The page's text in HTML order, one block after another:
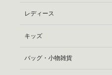
レディース
キッズ
バッグ・小物雑貨